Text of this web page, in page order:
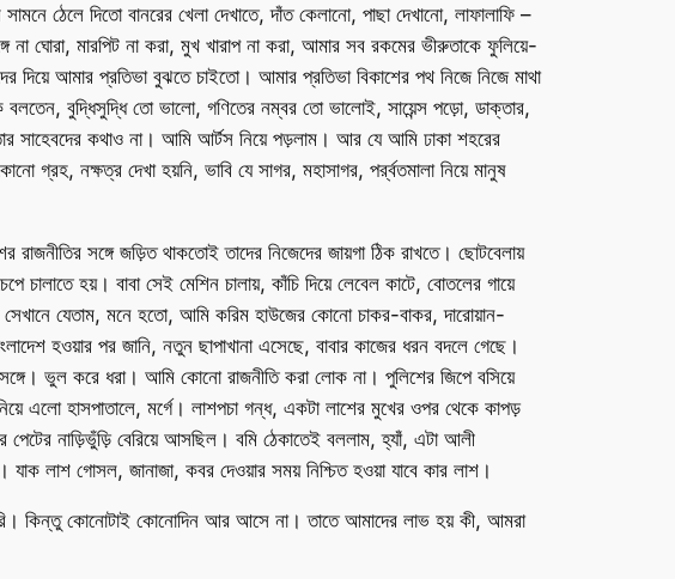
দিতো বানরের খেলা দেখাতে, দাঁত কেলানো, পাছা দেখানো, লাফালাফি –
না ঘোরা, মারপিট না করা, মুখ খারাপ না করা, আমার সব রকমের ভীরুতাকে ফুলিয়ে-
দিয়ে আমার প্রতিভা বুঝতে চাইতো। আমার প্রতিভা বিকাশের পথ নিজে নিজে মাথা
বলতেন, বুদ্ধিসুদ্ধি তো ভালো, গণিতের নম্বর তো ভালোই, সায়েন্স পড়ো, ডাক্তার,
সাহেবদের কথাও না। আমি আর্টস নিয়ে পড়লাম। আর যে আমি ঢাকা শহরের
গ্রহ, নক্ষত্র দেখা হয়নি, ভাবি যে সাগর, মহাসাগর, পর্র্বতমালা নিয়ে মানুষ
সঙ্গে জড়িত থাকতোই তাদের নিজেদের জায়গা ঠিক রাখতে। ছোটবেলায়
চালাতে হয়। বাবা সেই মেশিন চালায়, কাঁচি দিয়ে লেবেল কাটে, বোতলের গায়ে
যেতাম, মনে হতো, আমি করিম হাউজের কোনো চাকর-বাকর, দারোয়ান-
হওয়ার পর জানি, নতুন ছাপাখানা এসেছে, বাবার কাজের ধরন বদলে গেছে।
ভুল করে ধরা। আমি কোনো রাজনীতি করা লোক না। পুলিশের জিপে বসিয়ে
এলো হাসপাতালে, মর্গে। লাশপচা গন্ধ, একটা লাশের মুখের ওপর থেকে কাপড়
নাড়িভুঁড়ি বেরিয়ে আসছিল। বমি ঠেকাতেই বললাম, হ্যাঁ, এটা আলী
লাশ গোসল, জানাজা, কবর দেওয়ার সময় নিশ্চিত হওয়া যাবে কার লাশ।
কিন্তু কোনোটাই কোনোদিন আর আসে না। তাতে আমাদের লাভ হয় কী, আমরা